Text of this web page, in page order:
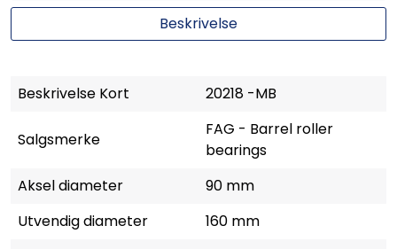
Beskrivelse
Beskrivelse Kort 20218 -MB
Salgsmerke
FAG - Barrel roller
bearings
Aksel diameter
90 mm
Utvendig diameter
160 mm